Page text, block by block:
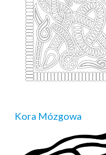
Kora Mózgowa